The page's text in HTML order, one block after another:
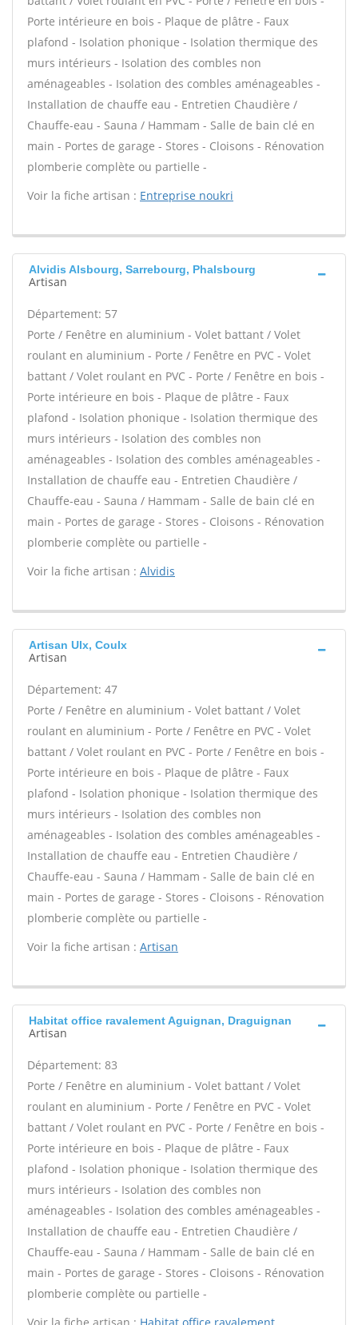
Porte intérieure en bois - Plaque de plâtre - Faux
plafond - Isolation phonique - Isolation thermique des
murs intérieurs - Isolation des combles non
aménageables - Isolation des combles aménageables -
Installation de chauffe eau - Entretien Chaudière /
Chauffe-eau - Sauna / Hammam - Salle de bain clé en
main - Portes de garage - Stores - Cloisons - Rénovation
plomberie complète ou partielle -
Voir la fiche artisan : Entreprise noukri
Alvidis Alsbourg, Sarrebourg, Phalsbourg
Artisan
Département: 57
Porte / Fenêtre en aluminium - Volet battant / Volet
roulant en aluminium - Porte / Fenêtre en PVC - Volet
battant / Volet roulant en PVC - Porte / Fenêtre en bois -
Porte intérieure en bois - Plaque de plâtre - Faux
plafond - Isolation phonique - Isolation thermique des
murs intérieurs - Isolation des combles non
aménageables - Isolation des combles aménageables -
Installation de chauffe eau - Entretien Chaudière /
Chauffe-eau - Sauna / Hammam - Salle de bain clé en
main - Portes de garage - Stores - Cloisons - Rénovation
plomberie complète ou partielle -
Voir la fiche artisan : Alvidis
Artisan Ulx, Coulx
Artisan
Département: 47
Porte / Fenêtre en aluminium - Volet battant / Volet
roulant en aluminium - Porte / Fenêtre en PVC - Volet
battant / Volet roulant en PVC - Porte / Fenêtre en bois -
Porte intérieure en bois - Plaque de plâtre - Faux
plafond - Isolation phonique - Isolation thermique des
murs intérieurs - Isolation des combles non
aménageables - Isolation des combles aménageables -
Installation de chauffe eau - Entretien Chaudière /
Chauffe-eau - Sauna / Hammam - Salle de bain clé en
main - Portes de garage - Stores - Cloisons - Rénovation
plomberie complète ou partielle -
Voir la fiche artisan : Artisan
Habitat office ravalement Aguignan, Draguignan
Artisan
Département: 83
Porte / Fenêtre en aluminium - Volet battant / Volet
roulant en aluminium - Porte / Fenêtre en PVC - Volet
battant / Volet roulant en PVC - Porte / Fenêtre en bois -
Porte intérieure en bois - Plaque de plâtre - Faux
plafond - Isolation phonique - Isolation thermique des
murs intérieurs - Isolation des combles non
aménageables - Isolation des combles aménageables -
Installation de chauffe eau - Entretien Chaudière /
Chauffe-eau - Sauna / Hammam - Salle de bain clé en
main - Portes de garage - Stores - Cloisons - Rénovation
plomberie complète ou partielle -